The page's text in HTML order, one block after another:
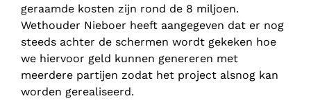
geraamde kosten zijn rond de 8 miljoen.
Wethouder Nieboer heeft aangegeven dat er nog
steeds achter de schermen wordt gekeken hoe
we hiervoor geld kunnen genereren met
meerdere partijen zodat het project alsnog kan
worden gerealiseerd.